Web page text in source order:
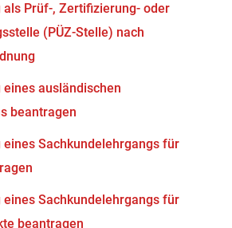
als Prüf-, Zertifizierung- oder
(PÜZ-Stelle) nach
ausländischen
beantragen
eines Sachkundelehrgangs für
eines Sachkundelehrgangs für
beantragen